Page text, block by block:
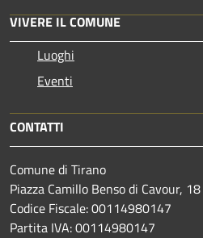
VIVERE IL COMUNE
Luoghi
Eventi
CONTATTI
Comune di Tirano
Piazza Camillo Benso di Cavour, 18
Codice Fiscale: 00114980147
Partita IVA: 00114980147